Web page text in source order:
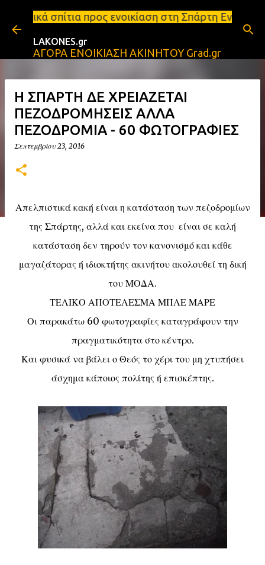
Μετάβαση στο κύριο περιεχόμενο
ενοικίαση στη Σπάρτη Ενοικιάσεις
LAKONES.gr
ΑΓΟΡΑ ΕΝΟΙΚΙΑΣΗ ΑΚΙΝΗΤΟΥ Grad.gr
Η ΣΠΑΡΤΗ ΔΕ ΧΡΕΙΑΖΕΤΑΙ
ΠΕΖΟΔΡΟΜΗΣΕΙΣ ΑΛΛΑ
ΠΕΖΟΔΡΟΜΙΑ - 60 ΦΩΤΟΓΡΑΦΙΕΣ
Σεπτεμβρίου 23, 2016
Απελπιστικά κακή είναι η κατάσταση των πεζοδρομίων
της Σπάρτης, αλλά και εκείνα που είναι σε καλή
κατάσταση δεν τηρούν τον κανονισμό και κάθε
μαγαζάτορας ή ιδιοκτήτης ακινήτου ακολουθεί τη δική
του ΜΟΔΑ.
ΤΕΛΙΚΟ ΑΠΟΤΕΛΕΣΜΑ ΜΠΛΕ ΜΑΡΕ
Οι παρακάτω 60 φωτογραφίες καταγράφουν την
πραγματικότητα στο κέντρο.
Και φυσικά να βάλει ο Θεός το χέρι του μη χτυπήσει
άσχημα κάποιος πολίτης ή επισκέπτης.